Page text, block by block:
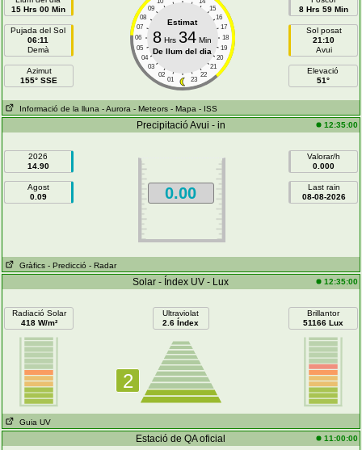
15 Hrs 00 Min
Pujada del Sol
06:11
Demà
Azimut
155° SSE
09
15
08
16
07
17
06
18
05
19
04
20
03
21
02
22
01 23
Estimat
8 Hrs 34 Min
De llum del dia
8 Hrs 59 Min
Sol posat
21:10
Avui
Elevació
51°
Informació de la lluna - Aurora - Meteors - Mapa - ISS
Precipitació Avui - in 12:35:00
2026
14.90
Agost
0.09
0.00
Valorar/h
0.000
Last rain
08-08-2026
Gràfics - Predicció - Radar
Solar - Índex UV - Lux 12:35:00
Radiació Solar
418 W/m²
Ultraviolat
2.6 Índex
2
Brillantor
51166 Lux
Guia UV
Estació de QA oficial 11:00:00